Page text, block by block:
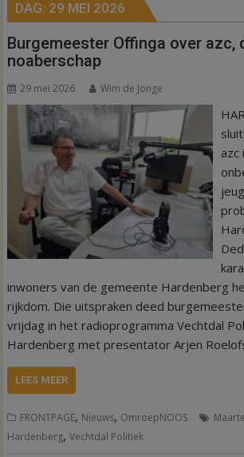
DAG: 29 MEI 2026
Burgemeester Offinga over azc,
noaberschap
29 mei 2026 Wim de Jonge
azc
inwoners van de gemeente Hardenberg
rijkdom. Die uitspraken deed
vrijdag in het radioprogramma Vechtdal
Hardenberg met presentator Arjen
LEES MEER
FRONTPAGE, Nieuws, OmroepNOOS
Hardenberg,Vechtdal Politiek